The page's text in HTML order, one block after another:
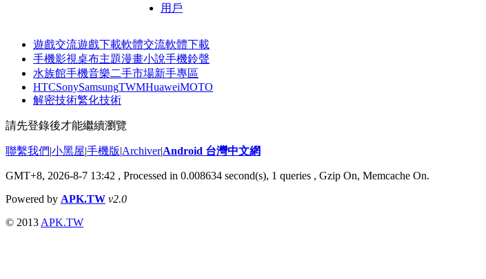
用戶
遊戲交流遊戲下載軟體交流軟體下載
手機影視桌布主題漫畫小說手機鈴聲
水族館手機音樂二手市場新手專區
HTCSonySamsungTWMHuaweiMOTO
解密技術繁化技術
請先登錄後才能繼續瀏覽
聯繫我們|小黑屋|手機版|Archiver|Android 台灣中文網
GMT+8, 2026-8-7 13:42 , Processed in 0.008634 second(s), 1 queries , Gzip On, Memcache On.
Powered by APK.TW v2.0
© 2013 APK.TW